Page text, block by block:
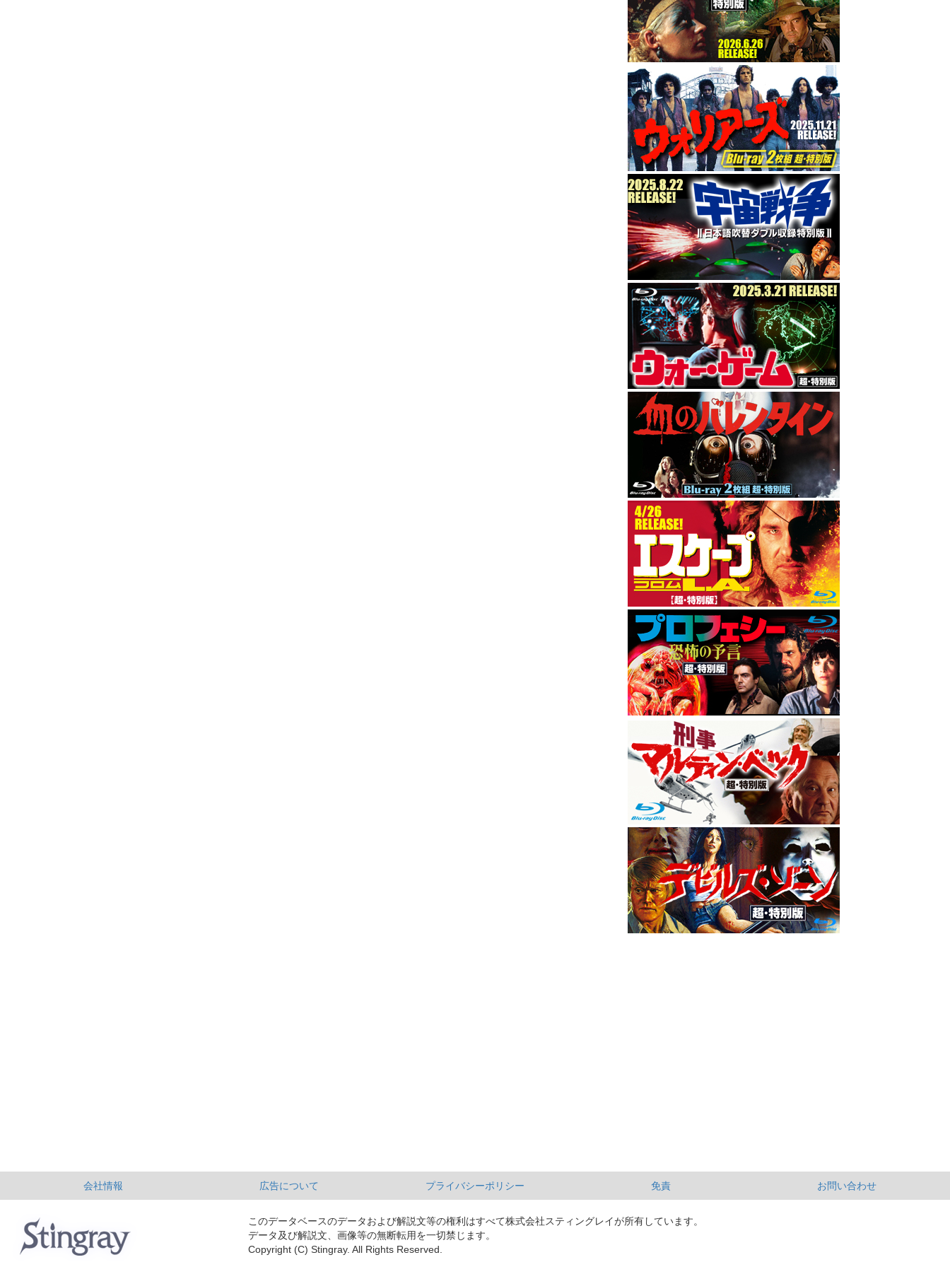
会社情報 広告について プライバシーポリシー 免責 お問い合わせ
このデータベースのデータおよび解説文等の権利はすべて株式会社スティングレイが所有しています。
データ及び解説文、画像等の無断転用を一切禁じます。
Copyright (C) Stingray. All Rights Reserved.